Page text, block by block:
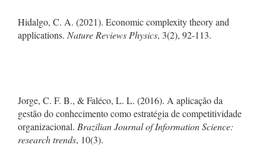
Hidalgo, C. A. (2021). Economic complexity theory and
applications. Nature Reviews Physics, 3(2), 92-113.
Jorge, C. F. B., & Faléco, L. L. (2016). A aplicação da
gestão do conhecimento como estratégia de competitividade
organizacional. Brazilian Journal of Information Science:
research trends, 10(3).